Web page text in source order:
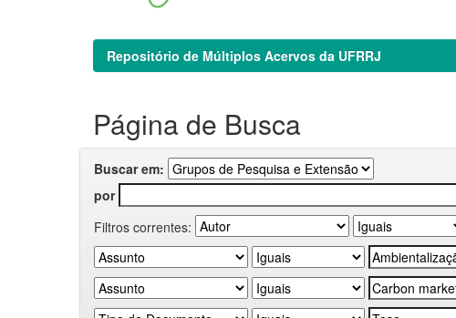
Repositório de Múltiplos Acervos da UFRRJ
Página de Busca
Buscar em:
por
Filtros correntes: